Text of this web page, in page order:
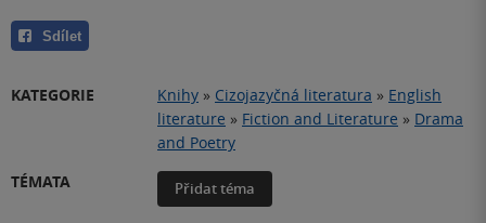
Sdílet
KATEGORIE Knihy » Cizojazyčná literatura » English
literature » Fiction and Literature » Drama
and Poetry
TÉMATA
Přidat téma